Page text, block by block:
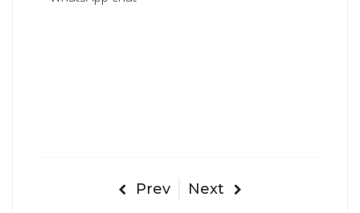
Prev Next